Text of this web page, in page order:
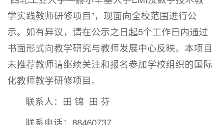
学实践教师研修项目”，现面向全校范围进行公
示。如有异议，请在公示之日起5个工作日内通过
书面形式向教学研究与教师发展中心反映。本项目
未推荐教师请继续关注和报名参加学校组织的国际
化教师教学研修项目。
联系人：田 锦 田 芬
联系电话：88460737